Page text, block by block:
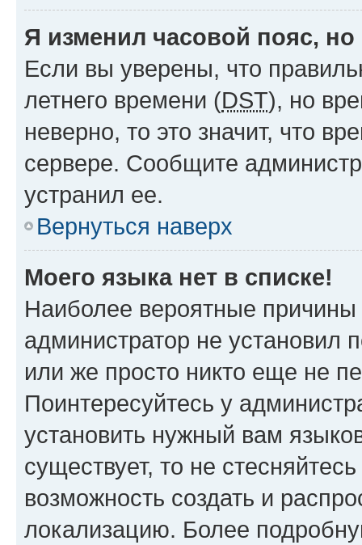
Я изменил часовой пояс,
Если вы уверены, что
летнего времени (DST), но
неверно, то это значит, что
сервере. Сообщите
устранил ее.
Вернуться наверх
Моего языка нет в списке!
Наиболее вероятные причины
администратор не установил
или же просто никто еще не
Поинтересуйтесь у
установить нужный вам
существует, то не
возможность создать и
локализацию. Более